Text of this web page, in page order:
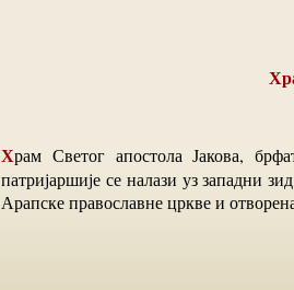
Храм Светог апостола Јакова, брфата Исуса христа и првог патријарха Јерусалимске
патријаршије се налази уз западни
Арапске православне цркве и